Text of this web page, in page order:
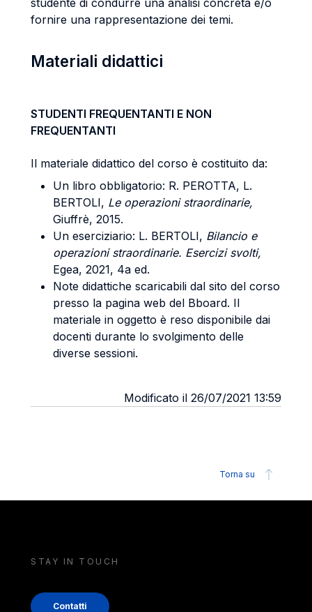
studente di condurre una analisi concreta e/o
fornire una rappresentazione dei temi.
Materiali didattici
STUDENTI FREQUENTANTI E NON
FREQUENTANTI
Il materiale didattico del corso è costituito da:
Un libro obbligatorio: R. PEROTTA, L.
BERTOLI, Le operazioni straordinarie,
Giuffrè, 2015.
Un eserciziario: L. BERTOLI, Bilancio e
operazioni straordinarie. Esercizi svolti,
Egea, 2021, 4a ed.
Note didattiche scaricabili dal sito del corso
presso la pagina web del Bboard. Il
materiale in oggetto è reso disponibile dai
docenti durante lo svolgimento delle
diverse sessioni.
Modificato il 26/07/2021 13:59
Torna su
STAY IN TOUCH
Contatti